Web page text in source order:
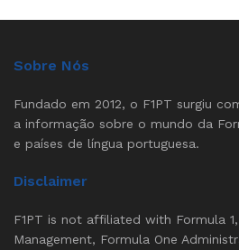
Sobre Nós
Fundado em 2012, o F1PT surgiu
a informação sobre o mundo da
e países de língua portuguesa.
Disclaimer
F1PT is not affiliated with Formula
Management, Formula One